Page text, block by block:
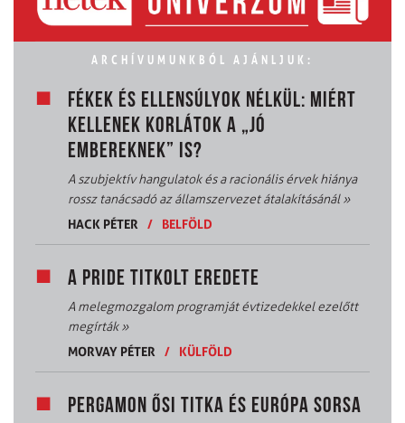
ARCHÍVUMUNKBÓL AJÁNLJUK:
FÉKEK ÉS ELLENSÚLYOK NÉLKÜL: MIÉRT
KELLENEK KORLÁTOK A „JÓ
EMBEREKNEK” IS?
A szubjektív hangulatok és a racionális érvek hiánya
rossz tanácsadó az államszervezet átalakításánál»
HACK PÉTER / BELFÖLD
A PRIDE TITKOLT EREDETE
A melegmozgalom programját évtizedekkel ezelőtt
megírták»
MORVAY PÉTER / KÜLFÖLD
PERGAMON ŐSI TITKA ÉS EURÓPA SORSA